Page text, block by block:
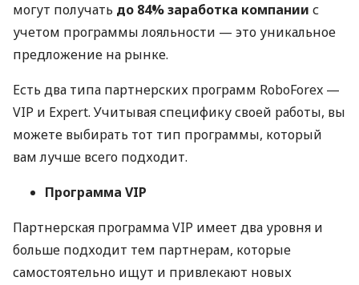
могут получать до 84% заработка компании с
учетом программы лояльности — это уникальное
предложение на рынке.
Есть два типа партнерских программ RoboForex —
VIP и Expert. Учитывая специфику своей работы, вы
можете выбирать тот тип программы, который
вам лучше всего подходит.
Программа VIP
Партнерская программа VIP имеет два уровня и
больше подходит тем партнерам, которые
самостоятельно ищут и привлекают новых